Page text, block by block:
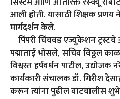
आली होती. यासाठी शिक्षक प्रणय
मार्गदर्शन केले.
पिंपरी चिंचवड एज्युकेशन ट्रस्टचे
पद्माताई भोसले, सचिव विठ्ठल
विश्वस्त हर्षवर्धन पाटील,
कार्यकारी संचालक डॉ. गिरीश
करून त्यांना पुढील वाटचालीस